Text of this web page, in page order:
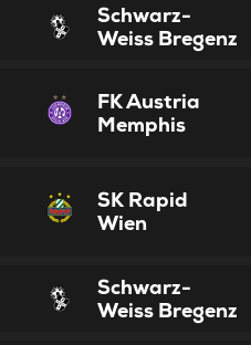
Schwarz-
Weiss Bregenz
FK Austria
Memphis
SK Rapid
Wien
Schwarz-
Weiss Bregenz